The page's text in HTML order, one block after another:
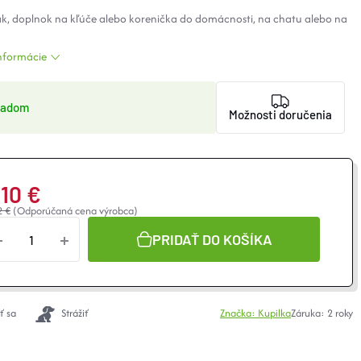
doplnok na kľúče alebo korenička do domácnosti, na chatu alebo na
Možnosti doručenia
€ (Odporúčaná cena výrobca)
€
PRIDAŤ DO KOŠÍKA
sa Strážiť Značka: KupilkaZáruka: 2 roky